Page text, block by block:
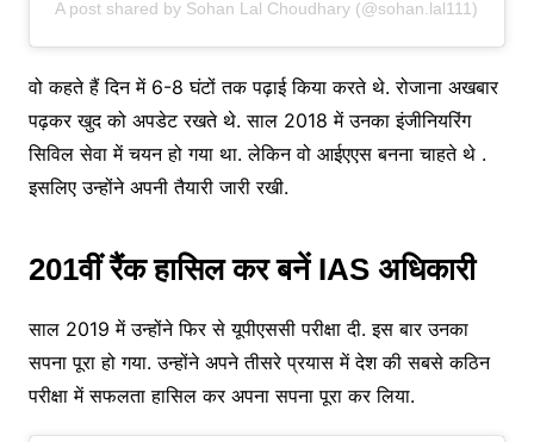
A post shared by Sohan Lal Choudhary (@sohan.lal111)
वो कहते हैं दिन में 6-8 घंटों तक पढ़ाई किया करते थे. रोजाना अखबार
पढ़कर खुद को अपडेट रखते थे. साल 2018 में उनका इंजीनियरिंग
सिविल सेवा में चयन हो गया था. लेकिन वो आईएएस बनना चाहते थे .
इसलिए उन्होंने अपनी तैयारी जारी रखी.
201वीं रैंक हासिल कर बनें IAS अधिकारी
साल 2019 में उन्होंने फिर से यूपीएससी परीक्षा दी. इस बार उनका
सपना पूरा हो गया. उन्होंने अपने तीसरे प्रयास में देश की सबसे कठिन
परीक्षा में सफलता हासिल कर अपना सपना पूरा कर लिया.